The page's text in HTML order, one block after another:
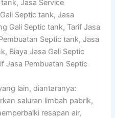
Jasa Service
Septic tank, Jasa
Gali Septic tank, Tarif Jasa
Septic tank, Jasa
Biaya Jasa Gali Septic
Jasa Pembuatan Septic
lain, diantaranya:
saluran limbah pabrik,
resapan air,